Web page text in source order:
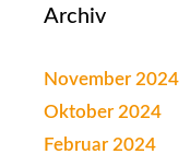
Archiv
November 2024
Oktober 2024
Februar 2024